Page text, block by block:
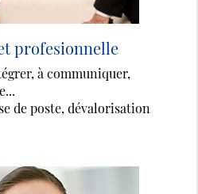
profesionnelle
à communiquer,
de poste, dévalorisation